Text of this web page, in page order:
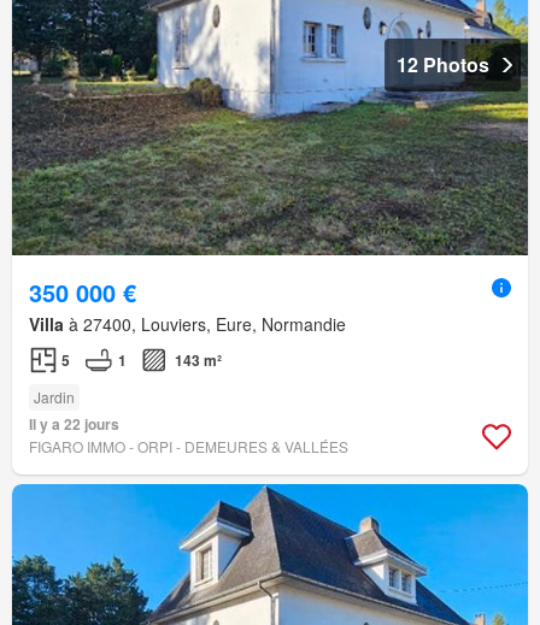
12 Photos
350 000 €
Villa à 27400, Louviers, Eure, Normandie
5 1 143 m²
Jardin
Il y a 22 jours
FIGARO IMMO - ORPI - DEMEURES & VALLÉES